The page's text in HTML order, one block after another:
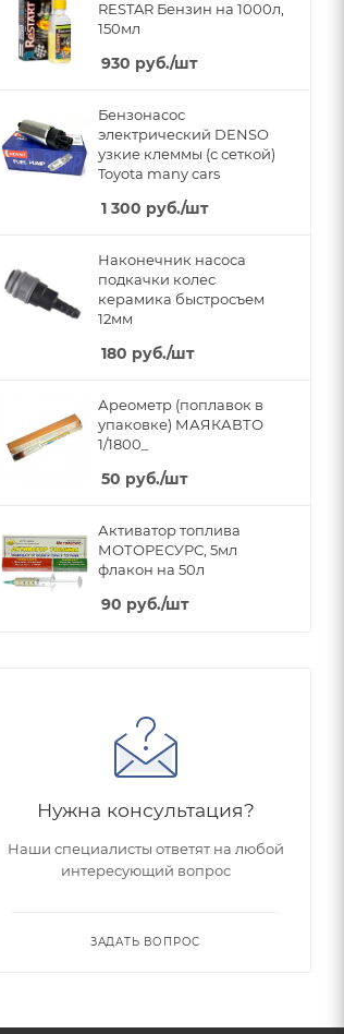
RESTAR Бензин на 1000л,
150мл
930 руб./шт
Бензонасос
электрический DENSO
узкие клеммы (с сеткой)
Toyota many cars
1 300 руб./шт
Наконечник насоса
подкачки колес
керамика быстросъем
12мм
180 руб./шт
Ареометр (поплавок в
упаковке) МАЯКАВТО
1/1800_
50 руб./шт
Активатор топлива
МОТОРЕСУРС, 5мл
флакон на 50л
90 руб./шт
Нужна консультация?
Наши специалисты ответят на любой
интересующий вопрос
ЗАДАТЬ ВОПРОС